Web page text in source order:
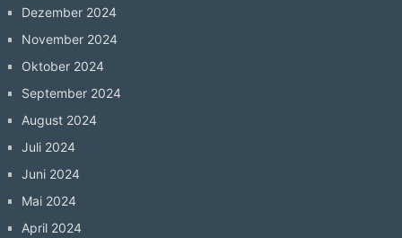
Dezember 2024
November 2024
Oktober 2024
September 2024
August 2024
Juli 2024
Juni 2024
Mai 2024
April 2024